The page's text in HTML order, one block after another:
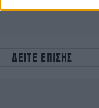
ΔΕΙΤΕ ΕΠΙΣΗΣ